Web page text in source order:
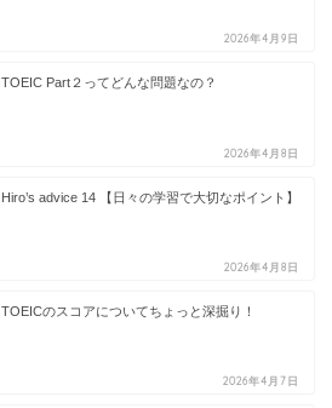
2026年4月9日
TOEIC Part２ってどんな問題なの？
2026年4月8日
Hiro’s advice 14 【日々の学習で大切なポイント】
2026年4月8日
TOEICのスコアについてちょっと深掘り！
2026年4月7日